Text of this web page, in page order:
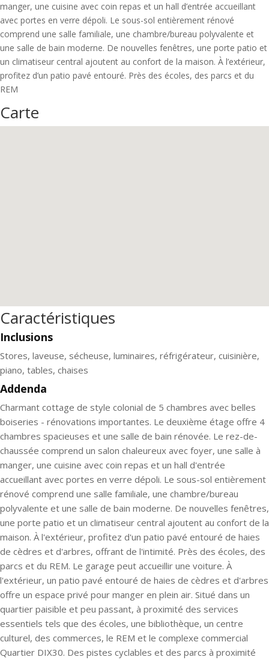
manger, une cuisine avec coin repas et un hall d’entrée accueillant
avec portes en verre dépoli. Le sous-sol entièrement rénové
comprend une salle familiale, une chambre/bureau polyvalente et
une salle de bain moderne. De nouvelles fenêtres, une porte patio et
un climatiseur central ajoutent au confort de la maison. À l’extérieur,
profitez d’un patio pavé entouré. Près des écoles, des parcs et du
REM
Carte
Caractéristiques
Inclusions
Stores, laveuse, sécheuse, luminaires, réfrigérateur, cuisinière,
piano, tables, chaises
Addenda
Charmant cottage de style colonial de 5 chambres avec belles
boiseries - rénovations importantes. Le deuxième étage offre 4
chambres spacieuses et une salle de bain rénovée. Le rez-de-
chaussée comprend un salon chaleureux avec foyer, une salle à
manger, une cuisine avec coin repas et un hall d'entrée
accueillant avec portes en verre dépoli. Le sous-sol entièrement
rénové comprend une salle familiale, une chambre/bureau
polyvalente et une salle de bain moderne. De nouvelles fenêtres,
une porte patio et un climatiseur central ajoutent au confort de la
maison. À l'extérieur, profitez d'un patio pavé entouré de haies
de cèdres et d'arbres, offrant de l'intimité. Près des écoles, des
parcs et du REM. Le garage peut accueillir une voiture. À
l'extérieur, un patio pavé entouré de haies de cèdres et d'arbres
offre un espace privé pour manger en plein air. Situé dans un
quartier paisible et peu passant, à proximité des services
essentiels tels que des écoles, une bibliothèque, un centre
culturel, des commerces, le REM et le complexe commercial
Quartier DIX30. Des pistes cyclables et des parcs à proximité